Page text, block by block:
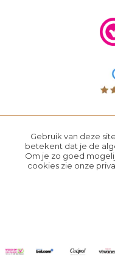
Gebruik van deze
betekent dat je de
Om je zo goed
cookies zie onze